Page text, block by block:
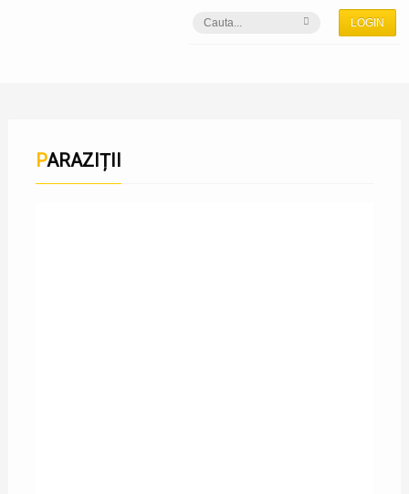
LOGIN
PARAZIȚII